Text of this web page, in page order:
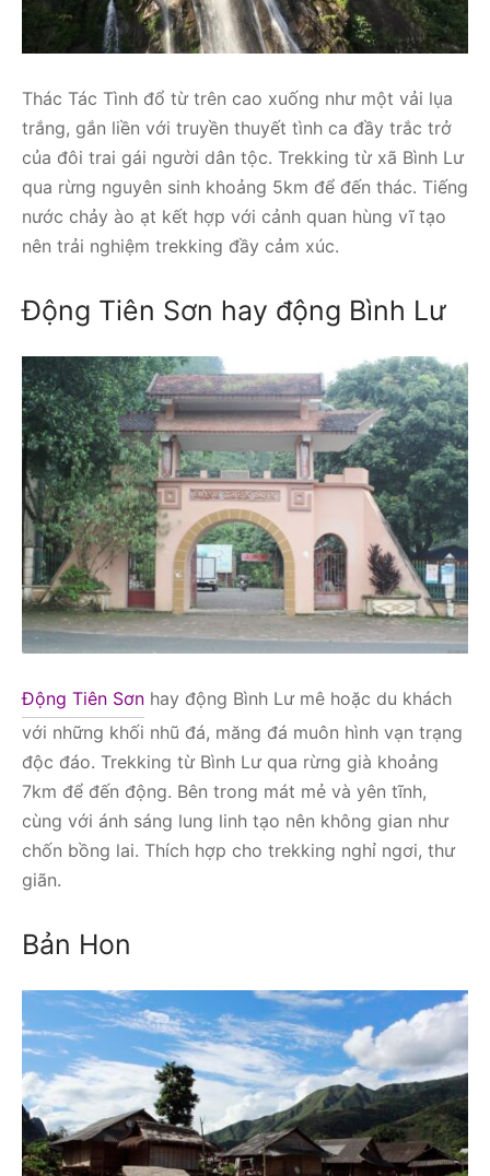
Thác Tác Tình đổ từ trên cao xuống như một vải lụa
trắng, gắn liền với truyền thuyết tình ca đầy trắc trở
của đôi trai gái người dân tộc. Trekking từ xã Bình Lư
qua rừng nguyên sinh khoảng 5km để đến thác. Tiếng
nước chảy ào ạt kết hợp với cảnh quan hùng vĩ tạo
nên trải nghiệm trekking đầy cảm xúc.
Động Tiên Sơn hay động Bình Lư
Động Tiên Sơn hay động Bình Lư mê hoặc du khách
với những khối nhũ đá, măng đá muôn hình vạn trạng
độc đáo. Trekking từ Bình Lư qua rừng già khoảng
7km để đến động. Bên trong mát mẻ và yên tĩnh,
cùng với ánh sáng lung linh tạo nên không gian như
chốn bồng lai. Thích hợp cho trekking nghỉ ngơi, thư
giãn.
Bản Hon